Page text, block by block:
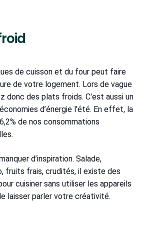
de cuisson et du four peut faire
de votre logement. Lors de vague
donc des plats froids. C'est aussi un
d’énergie l’été. En effet, la
de nos consommations
d’inspiration. Salade,
fruits frais, crudités, il existe des
cuisiner sans utiliser les appareils
laisser parler votre créativité.